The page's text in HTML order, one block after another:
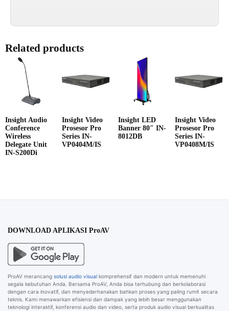
Related products
Insight Audio
Conference
Wireless
Delegate Unit
IN-S200Di
Insight Video
Prosesor Pro
Series IN-
VP0404M/IS
Insight LED
Banner 80″ IN-
8012DB
Insight Video
Prosesor Pro
Series IN-
VP0408M/IS
DOWNLOAD APLIKASI ProAV
ProAV merancang solusi audio visual komprehensif dan modern untuk memenuhi
segala kebutuhan Anda. Bersama ProAV, Anda bisa terhubung dan berkolaborasi
dengan cara inovatif, dan menyederhanakan bahkan proses yang paling rumit secara
teknis. Kami menawarkan efisiensi dan dampak yang lebih besar menggunakan
teknologi interaktif, konferensi audio dan video, serta produk audio visual berkualitas